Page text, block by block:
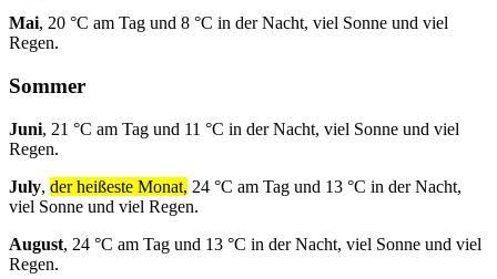
Mai, 20 °C am Tag und 8 °C in der Nacht, viel Sonne und viel
Regen.
Sommer
Juni, 21 °C am Tag und 11 °C in der Nacht, viel Sonne und viel
Regen.
July, der heißeste Monat, 24 °C am Tag und 13 °C in der Nacht,
viel Sonne und viel Regen.
August, 24 °C am Tag und 13 °C in der Nacht, viel Sonne und viel
Regen.